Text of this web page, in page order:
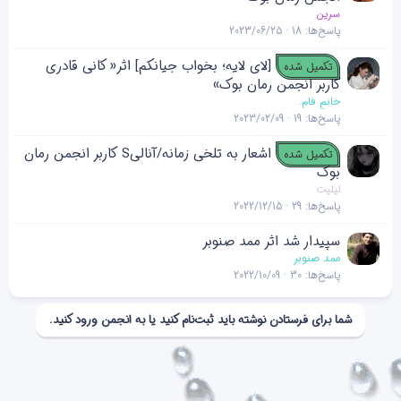
سرین
پاسخ‌ها 18
2023/06/25
تکمیل شده
[لای لایه؛ بخواب جیانکم] اثر« کانی قادری
کاربر انجمن رمان بوک»
خانمِ فام.
پاسخ‌ها 19
2023/02/09
تکمیل شده
اشعار به تلخی زمانه/آنالیS کاربر انجمن رمان
بوک
لیلیت
پاسخ‌ها 29
2022/12/15
سپیدار شد اثر ممد صنوبر
ممد صنوبر
پاسخ‌ها 30
2022/10/09
شما برای فرستادن نوشته باید ثبت‌نام کنید یا به انجمن ورود کنید.